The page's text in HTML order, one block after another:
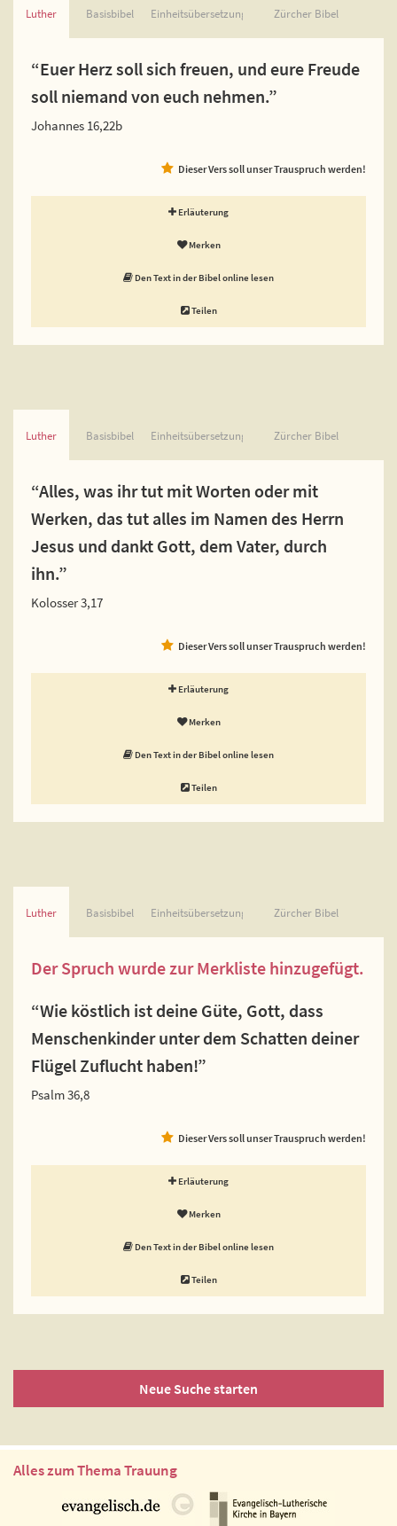
Luther Basisbibel Einheitsübersetzung Zürcher Bibel
“Euer Herz soll sich freuen, und eure Freude
soll niemand von euch nehmen.”
Johannes 16,22b
Dieser Vers soll unser Trauspruch werden!
Erläuterung
Merken
Den Text in der Bibel online lesen
Teilen
Luther Basisbibel Einheitsübersetzung Zürcher Bibel
“Alles, was ihr tut mit Worten oder mit
Werken, das tut alles im Namen des Herrn
Jesus und dankt Gott, dem Vater, durch
ihn.”
Kolosser 3,17
Dieser Vers soll unser Trauspruch werden!
Erläuterung
Merken
Den Text in der Bibel online lesen
Teilen
Luther Basisbibel Einheitsübersetzung Zürcher Bibel
Der Spruch wurde zur Merkliste hinzugefügt.
“Wie köstlich ist deine Güte, Gott, dass
Menschenkinder unter dem Schatten deiner
Flügel Zuflucht haben!”
Psalm 36,8
Dieser Vers soll unser Trauspruch werden!
Erläuterung
Merken
Den Text in der Bibel online lesen
Teilen
Neue Suche starten
Alles zum Thema Trauung